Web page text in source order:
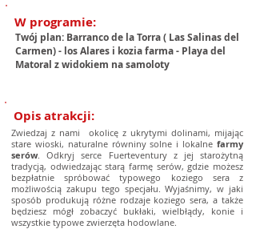
W programie:
Twój plan: Barranco de la Torra ( Las Salinas del
Carmen) - los Alares i kozia farma - Playa del
Matoral z widokiem na samoloty
Opis atrakcji:
Zwiedzaj z nami okolicę z ukrytymi dolinami, mijając
stare wioski, naturalne równiny solne i lokalne farmy
serów. Odkryj serce Fuerteventury z jej starożytną
tradycją, odwiedzając starą farmę serów, gdzie możesz
bezpłatnie spróbować typowego koziego sera z
możliwością zakupu tego specjału. Wyjaśnimy, w jaki
sposób produkują różne rodzaje koziego sera, a także
będziesz mógł zobaczyć bukłaki, wielbłądy, konie i
wszystkie typowe zwierzęta hodowlane.